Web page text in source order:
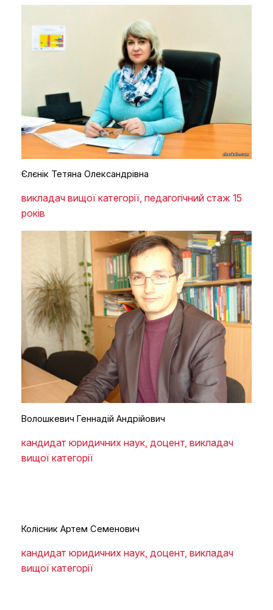
Єлєнік Тетяна Олександрівна
викладач вищої категорії, педагогічний стаж 15
років
Волошкевич Геннадій Андрійович
кандидат юридичних наук, доцент, викладач
вищої категорії
Колісник Артем Семенович
кандидат юридичних наук, доцент, викладач
вищої категорії